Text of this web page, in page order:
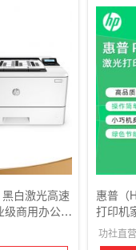
白激光高速
级商用办公
惠普（
打印机
小型商用
功社直营